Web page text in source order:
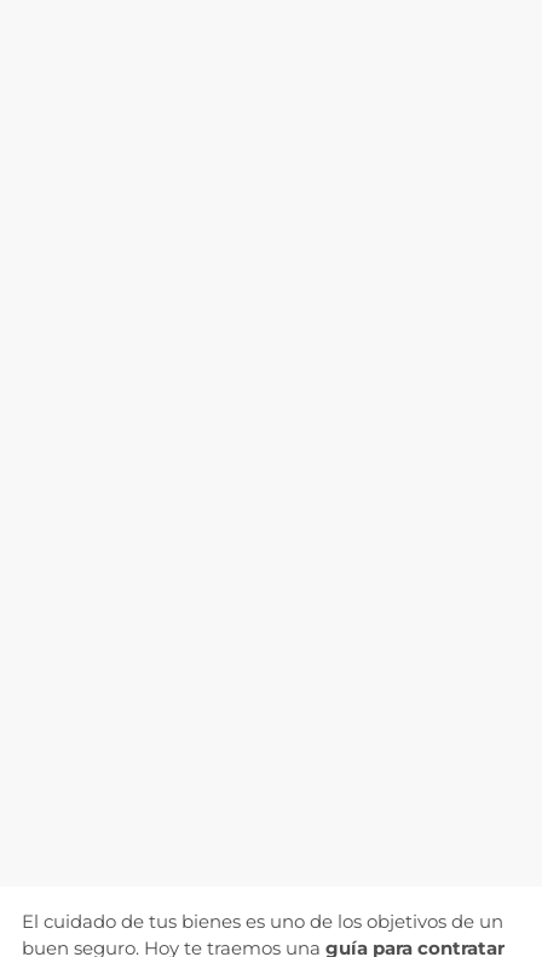
El cuidado de tus bienes es uno de los objetivos de un
buen seguro. Hoy te traemos una guía para contratar